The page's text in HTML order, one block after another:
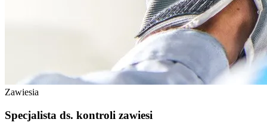
Zawiesia
Specjalista ds. kontroli zawiesi